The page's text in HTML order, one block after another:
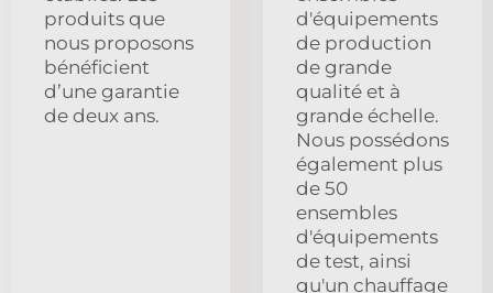
produits que
nous proposons
bénéficient
d’une garantie
de deux ans.
d'équipements
de production
de grande
qualité et à
grande échelle.
Nous possédons
également plus
de 50
ensembles
d'équipements
de test, ainsi
qu'un chauffage